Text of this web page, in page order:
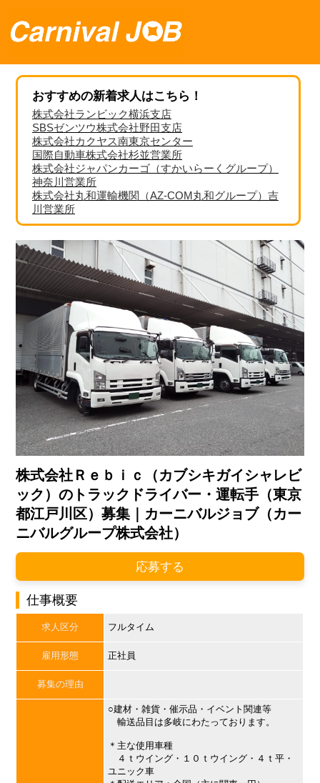
おすすめの新着求人はこちら！
株式会社ランビック横浜支店
SBSゼンツウ株式会社野田支店
株式会社カクヤス南東京センター
国際自動車株式会社杉並営業所
株式会社ジャパンカーゴ（すかいらーくグループ）
神奈川営業所
株式会社丸和運輸機関（AZ-COM丸和グループ）吉
川営業所
株式会社Ｒｅｂｉｃ（カブシキガイシャレビ
ック）のトラックドライバー・運転手（東京
都江戸川区）募集｜カーニバルジョブ（カー
ニバルグループ株式会社）
応募する
仕事概要
求人区分 フルタイム
雇用形態 正社員
募集の理由
○建材・雑貨・催示品・イベント関連等
輸送品目は多岐にわたっております。
＊主な使用車種
４ｔウイング・１０ｔウイング・４ｔ平・
ユニック車